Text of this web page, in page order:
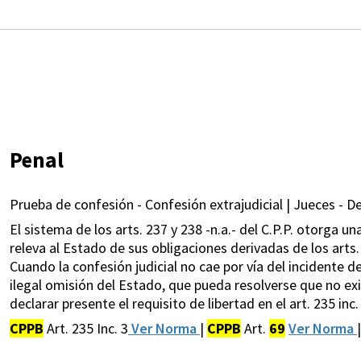
Penal
Prueba de confesión - Confesión extrajudicial | Jueces -
El sistema de los arts. 237 y 238 -n.a.- del C.P.P. otorga
releva al Estado de sus obligaciones derivadas de los
Cuando la confesión judicial no cae por vía del incidente
ilegal omisión del Estado, que pueda resolverse que no
declarar presente el requisito de libertad en el art. 235 inc.
CPPB Art. 235 Inc. 3 Ver Norma | CPPB Art. 69 Ver Norma